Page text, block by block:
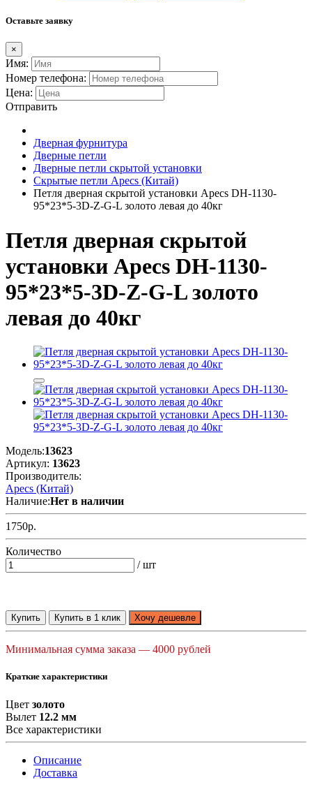
Оставьте заявку
×
Имя:
Номер телефона:
Цена:
Отправить
Дверная фурнитура
Дверные петли
Дверные петли скрытой установки
Скрытые петли Apecs (Китай)
Петля дверная скрытой установки Apecs DH-1130-
95*23*5-3D-Z-G-L золото левая до 40кг
Петля дверная скрытой
установки Apecs DH-1130-
95*23*5-3D-Z-G-L золото
левая до 40кг
Модель:13623
Артикул: 13623
Производитель:
Apecs (Китай)
Наличие:Нет в наличии
1750р.
Количество
/ шт
Купить Купить в 1 клик Хочу дешевле
Минимальная сумма заказа — 4000 рублей
Краткие характеристики
Цвет золото
Вылет 12.2 мм
Все характеристики
Описание
Доставка